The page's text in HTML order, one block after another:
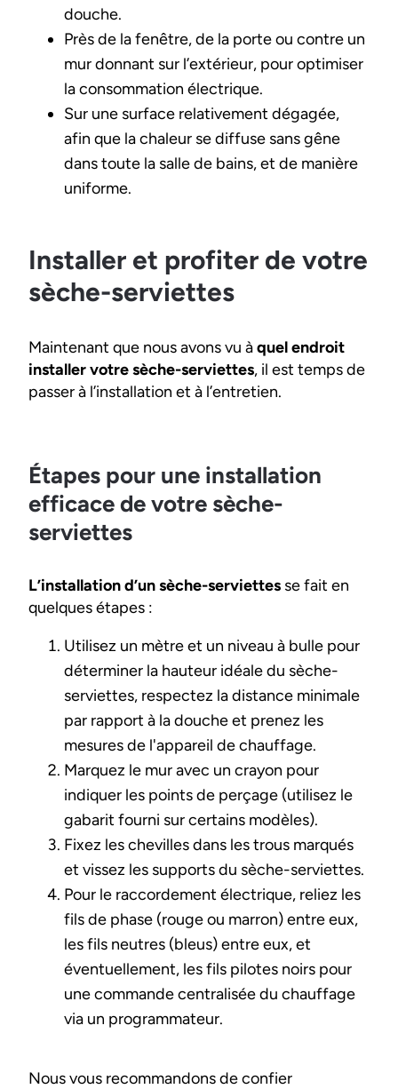
douche.
Près de la fenêtre, de la porte ou contre un
mur donnant sur l’extérieur, pour optimiser
la consommation électrique.
Sur une surface relativement dégagée,
afin que la chaleur se diffuse sans gêne
dans toute la salle de bains, et de manière
uniforme.
Installer et profiter de votre
sèche-serviettes
Maintenant que nous avons vu àquel endroit
installer votre sèche-serviettes, il est temps de
passer à l’installation et à l’entretien.
Étapes pour une installation
efficace de votre sèche-
serviettes
L’installation d’un sèche-serviettes se fait en
quelques étapes :
Utilisez un mètre et un niveau à bulle pour
déterminer la hauteur idéale du sèche-
serviettes, respectez la distance minimale
par rapport à la douche et prenez les
mesures de l'appareil de chauffage.
Marquez le mur avec un crayon pour
indiquer les points de perçage (utilisez le
gabarit fourni sur certains modèles).
Fixez les chevilles dans les trous marqués
et vissez les supports du sèche-serviettes.
Pour le raccordement électrique, reliez les
fils de phase (rouge ou marron) entre eux,
les fils neutres (bleus) entre eux, et
éventuellement, les fils pilotes noirs pour
une commande centralisée du chauffage
via un programmateur.
Nous vous recommandons de confier